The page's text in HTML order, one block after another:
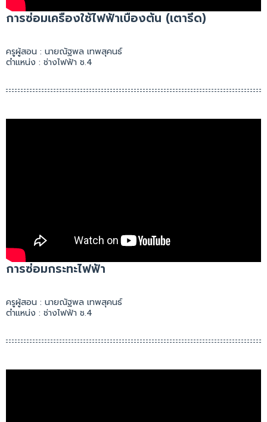
การซ่อมเครื่องใช้ไฟฟ้าเบื้องต้น (เตารีด)
ครูผู้สอน : นายณัฐพล เทพสุคนธ์
ตำแหน่ง : ช่างไฟฟ้า ช.4
การซ่อมกระทะไฟฟ้า
ครูผู้สอน : นายณัฐพล เทพสุคนธ์
ตำแหน่ง : ช่างไฟฟ้า ช.4